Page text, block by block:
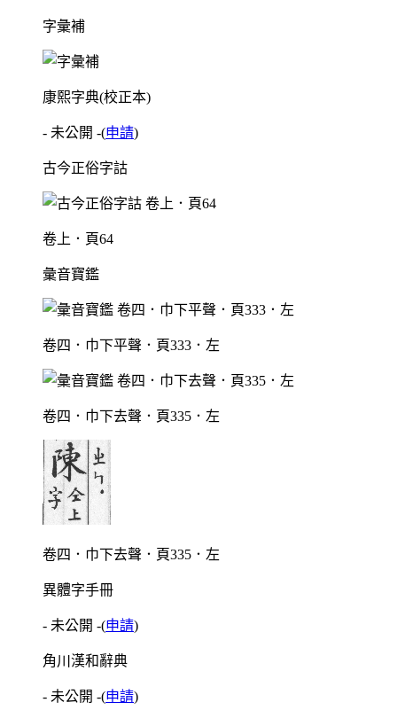
字彙補
康熙字典(校正本)
- 未公開 -(申請)
古今正俗字詁
卷上．頁64
彙音寶鑑
卷四．巾下平聲．頁333．左
卷四．巾下去聲．頁335．左
卷四．巾下去聲．頁335．左
異體字手冊
- 未公開 -(申請)
角川漢和辭典
- 未公開 -(申請)